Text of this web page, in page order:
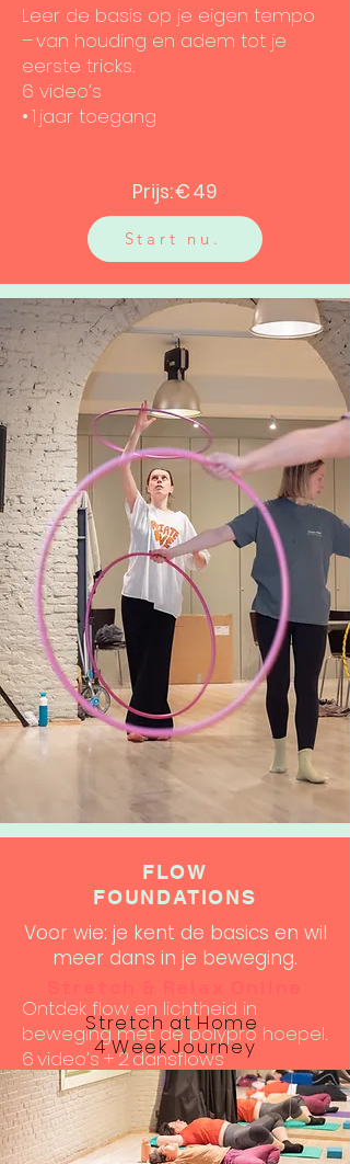
Leer de basis op je eigen tempo
– van houding en adem tot je
eerste tricks.
6 video’s
• 1 jaar toegang
Prijs: € 49
Start nu.
FLOW
FOUNDATIONS
Voor wie: je kent de basics en wil
meer dans in je beweging.
Ontdek flow en lichtheid in
beweging met de polypro hoepel.
6 video’s + 2 dansflows
Prijs: € 59
Start nu
Stretch at Home
4 Week Journey